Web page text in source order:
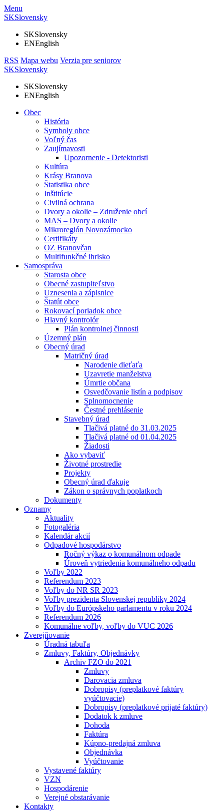
Menu
SKSlovensky
SKSlovensky
ENEnglish
RSS Mapa webu Verzia pre seniorov
SKSlovensky
SKSlovensky
ENEnglish
Obec
História
Symboly obce
Voľný čas
Zaujímavosti
Upozornenie - Detektoristi
Kultúra
Krásy Branova
Štatistika obce
Inštitúcie
Civilná ochrana
Dvory a okolie – Združenie obcí
MAS – Dvory a okolie
Mikroregión Novozámocko
Certifikáty
OZ Branovčan
Multifunkčné ihrisko
Samospráva
Starosta obce
Obecné zastupiteľstvo
Uznesenia a zápisnice
Štatút obce
Rokovací poriadok obce
Hlavný kontrolór
Plán kontrolnej činnosti
Územný plán
Obecný úrad
Matričný úrad
Narodenie dieťaťa
Uzavretie manželstva
Úmrtie občana
Osvedčovanie listín a podpisov
Splnomocnenie
Čestné prehlásenie
Stavebný úrad
Tlačivá platné do 31.03.2025
Tlačivá platné od 01.04.2025
Žiadosti
Ako vybaviť
Životné prostredie
Projekty
Obecný úrad ďakuje
Zákon o správnych poplatkoch
Dokumenty
Oznamy
Aktuality
Fotogaléria
Kalendár akcií
Odpadové hospodárstvo
Ročný výkaz o komunálnom odpade
Úroveň vytriedenia komunálneho odpadu
Voľby 2022
Referendum 2023
Voľby do NR SR 2023
Voľby prezidenta Slovenskej republiky 2024
Voľby do Európskeho parlamentu v roku 2024
Referendum 2026
Komunálne voľby, voľby do VUC 2026
Zverejňovanie
Úradná tabuľa
Zmluvy, Faktúry, Objednávky
Archiv FZO do 2021
Zmluvy
Darovacia zmluva
Dobropisy (preplatkové faktúry
vyúčtovacie)
Dobropisy (preplatkové prijaté faktúry)
Dodatok k zmluve
Dohoda
Faktúra
Kúpno-predajná zmluva
Objednávka
Vyúčtovanie
Vystavené faktúry
VZN
Hospodárenie
Verejné obstarávanie
Kontakty